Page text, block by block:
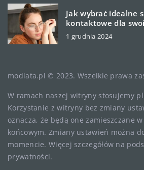
Jak wybrać idealne
kontaktowe dla
1 grudnia 2024
modiata.pl © 2023. Wszelkie prawa
W ramach naszej witryny stosujemy
Korzystanie z witryny bez zmiany
oznacza, że będą one zamieszczane
końcowym. Zmiany ustawień można
momencie. Więcej szczegółów na
prywatności.